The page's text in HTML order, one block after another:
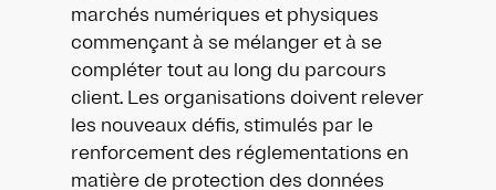
marchés numériques et physiques
commençant à se mélanger et à se
compléter tout au long du parcours
client. Les organisations doivent relever
les nouveaux défis, stimulés par le
renforcement des réglementations en
matière de protection des données